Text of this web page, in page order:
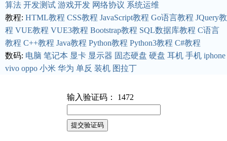
算法 开发测试 游戏开发 网络协议 系统运维
教程: HTML教程 CSS教程 JavaScript教程 Go语言教程 JQuery教
程 VUE教程 VUE3教程 Bootstrap教程 SQL数据库教程 C语言
教程 C++教程 Java教程 Python教程 Python3教程 C#教程
数码: 电脑 笔记本 显卡 显示器 固态硬盘 硬盘 耳机 手机 iphone
vivo oppo 小米 华为 单反 装机 图拉丁
输入验证码： 1472